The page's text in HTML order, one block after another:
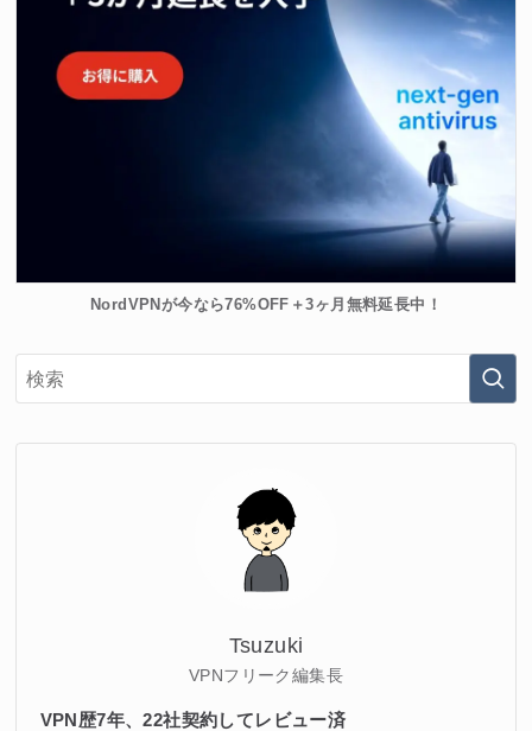
NordVPNが今なら76%OFF＋3ヶ月無料延長中！
Tsuzuki
VPNフリーク編集長
VPN歴7年、22社契約してレビュー済